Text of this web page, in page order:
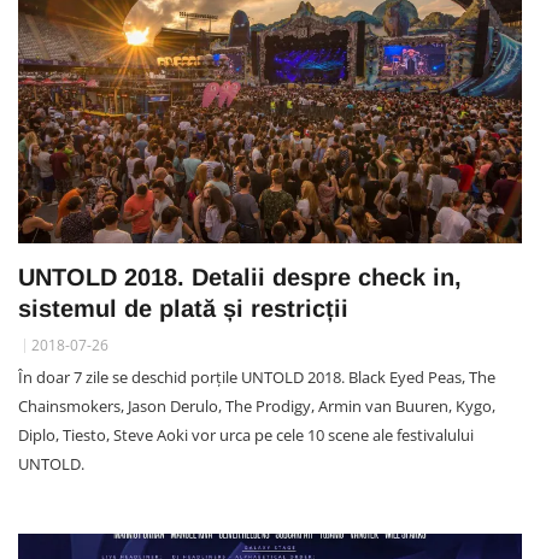
UNTOLD 2018. Detalii despre check in,
sistemul de plată și restricții
2018-07-26
În doar 7 zile se deschid porțile UNTOLD 2018. Black Eyed Peas, The
Chainsmokers, Jason Derulo, The Prodigy, Armin van Buuren, Kygo,
Diplo, Tiesto, Steve Aoki vor urca pe cele 10 scene ale festivalului
UNTOLD.